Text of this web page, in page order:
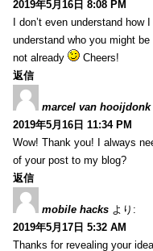
2019年5月16日 8:08 PM
I don’t even understand how
understand who you might
not already
Cheers!
返信
marcel van hooijdonk
2019年5月16日 11:34 PM
Wow! Thank you! I always
of your post to my blog?
返信
mobile hacks より:
2019年5月17日 5:32 AM
Thanks for revealing your